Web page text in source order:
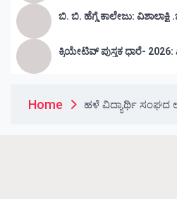
ಬಿ. ಬಿ. ಹೆಗ್ಡೆ ಕಾಲೇಜು:
ಕ್ರಿಯೇಟಿವ್ ಪುಸ್ತಕ ಧಾರೆ-
Home ಹಳೆ ವಿದ್ಯಾರ್ಥಿ ಸಂಘದ